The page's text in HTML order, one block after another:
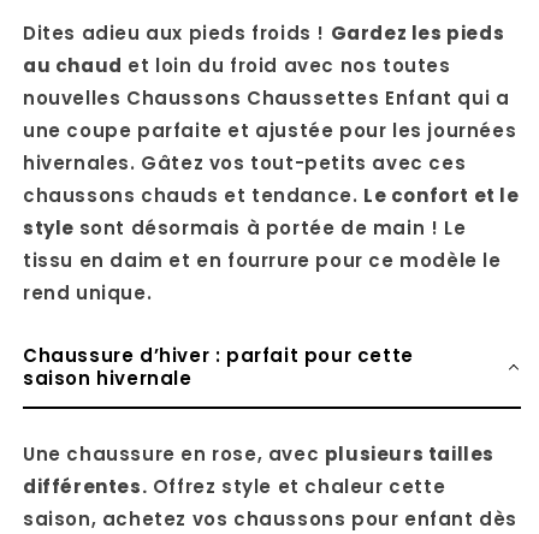
Dites adieu aux pieds froids ! Gardez les pieds
au chaud et loin du froid avec nos toutes
nouvelles Chaussons Chaussettes Enfant qui a
une coupe parfaite et ajustée pour les journées
hivernales. Gâtez vos tout-petits avec ces
chaussons chauds et tendance. Le confort et le
style sont désormais à portée de main ! Le
tissu en daim et en fourrure pour ce modèle le
rend unique.
Chaussure d’hiver : parfait pour cette
saison hivernale
Une chaussure en rose, avec plusieurs tailles
différentes. Offrez style et chaleur cette
saison, achetez vos chaussons pour enfant dès